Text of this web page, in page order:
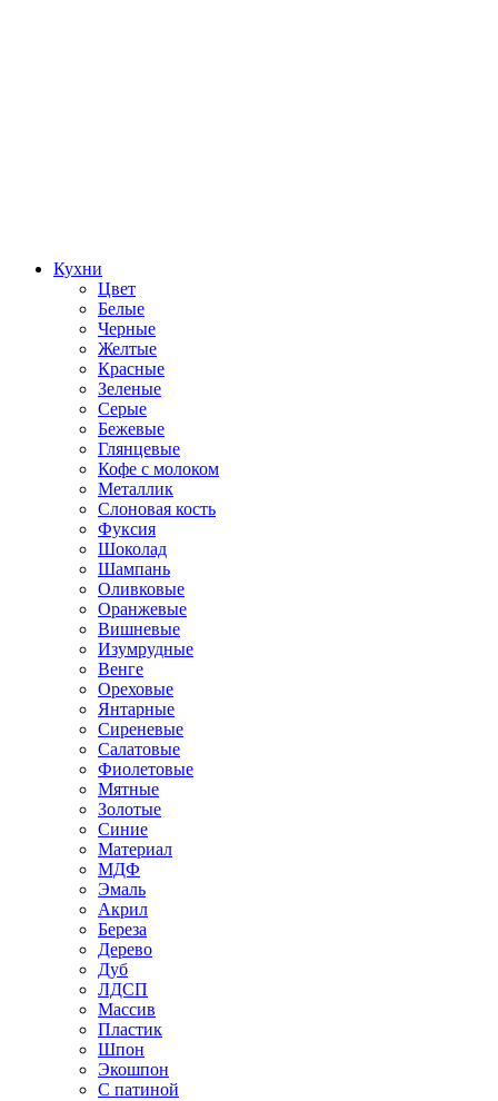
Кухни
Цвет
Белые
Черные
Желтые
Красные
Зеленые
Серые
Бежевые
Глянцевые
Кофе с молоком
Металлик
Слоновая кость
Фуксия
Шоколад
Шампань
Оливковые
Оранжевые
Вишневые
Изумрудные
Венге
Ореховые
Янтарные
Сиреневые
Салатовые
Фиолетовые
Мятные
Золотые
Синие
Материал
МДФ
Эмаль
Акрил
Береза
Дерево
Дуб
ЛДСП
Массив
Пластик
Шпон
Экошпон
С патиной